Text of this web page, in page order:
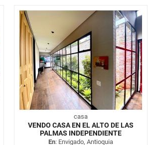
casa
VENDO CASA EN EL ALTO DE LAS
PALMAS INDEPENDIENTE
En: Envigado, Antioquia